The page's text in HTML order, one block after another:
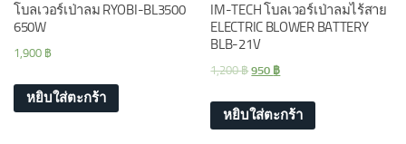
โบลเวอร์เป่าลม RYOBI-BL3500
650W
1,900 ฿
หยิบใส่ตะกร้า
IM-TECH โบลเวอร์เป่าลมไร้สาย
ELECTRIC BLOWER BATTERY
BLB-21V
1,200฿ 950 ฿
หยิบใส่ตะกร้า